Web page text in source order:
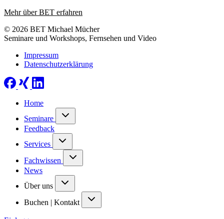
Mehr über BET erfahren
© 2026 BET Michael Mücher
Seminare und Workshops, Fernsehen und Video
Impressum
Datenschutzerklärung
Home
Seminare
Feedback
Services
Fachwissen
News
Über uns
Buchen | Kontakt